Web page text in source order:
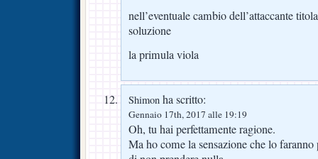
nell’eventuale cambio dell’attaccante
soluzione
la primula viola
Shimon ha scritto:
Gennaio 17th, 2017 alle 19:19
Oh, tu hai perfettamente ragione.
Ma ho come la sensazione che lo